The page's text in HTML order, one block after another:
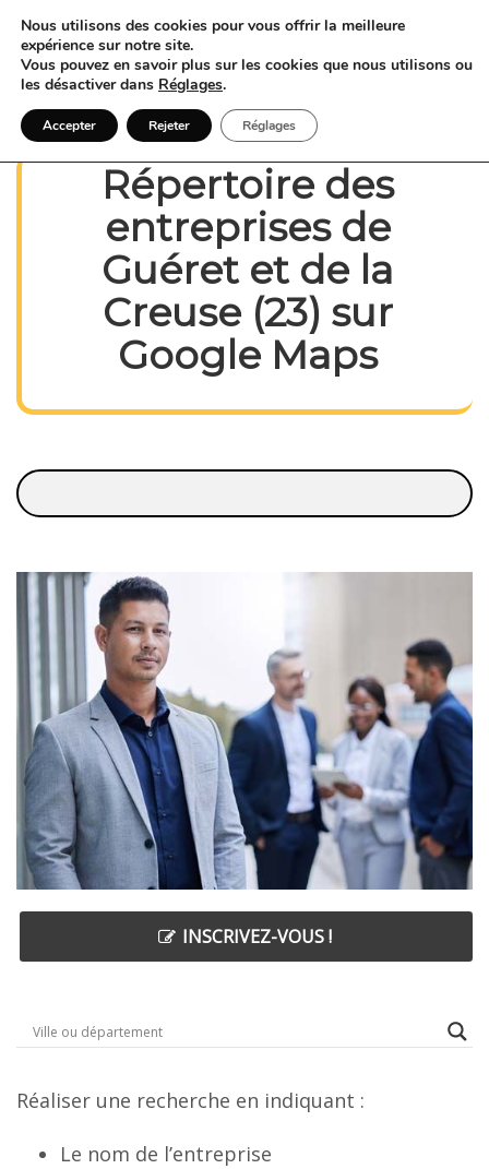
Répertoire des
entreprises de
Guéret et de la
Creuse (23) sur
Google Maps
INSCRIVEZ-VOUS !
Réaliser une recherche en indiquant :
Le nom de l’entreprise
Nous utilisons des cookies pour vous offrir la meilleure
expérience sur notre site.
Vous pouvez en savoir plus sur les cookies que nous utilisons ou
les désactiver dans Réglages.
Accepter Rejeter Réglages